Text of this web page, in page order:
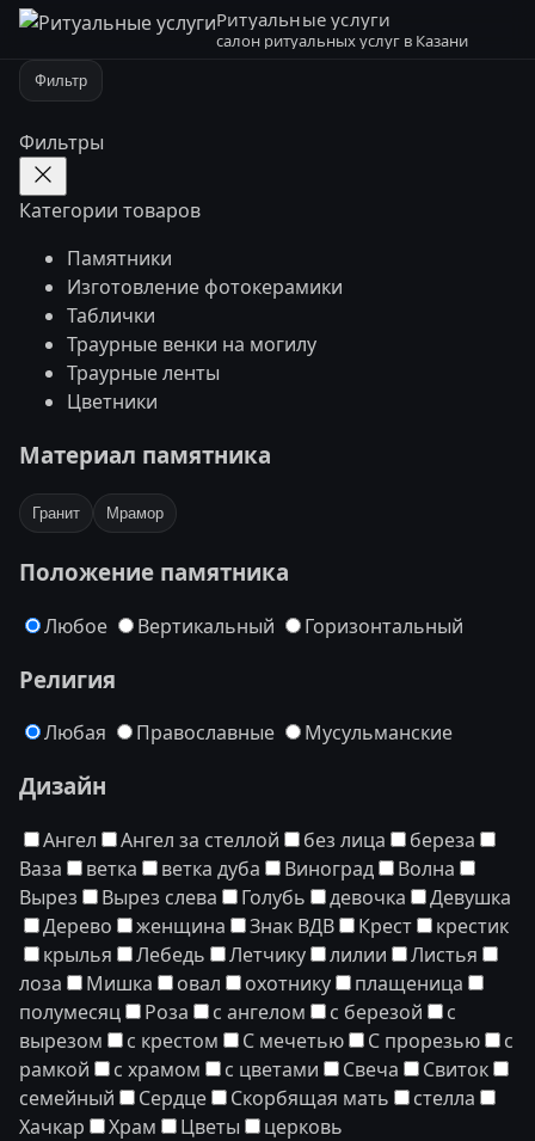
Ритуальные услуги
салон ритуальных услуг в Казани
Фильтр
Фильтры
Категории товаров
Памятники
Изготовление фотокерамики
Таблички
Траурные венки на могилу
Траурные ленты
Цветники
Материал памятника
Гранит Мрамор
Положение памятника
Любое Вертикальный Горизонтальный
Религия
Любая Православные Мусульманские
Дизайн
Ангел Ангел за стеллой без лица
береза
Ваза
ветка ветка дуба Виноград
Волна
Вырез
Вырез слева Голубь девочка
Девушка
Дерево
женщина Знак ВДВ Крест
крестик
крылья
Лебедь Летчику лилии
Листья
лоза
Мишка овал охотнику
плащеница
полумесяц
Роза с ангелом с березой
с
вырезом
с крестом С мечетью С прорезью
с
рамкой
с храмом с цветами Свеча
Свиток
семейный
Сердце Скорбящая мать
стелла
Хачкар
Храм Цветы церковь